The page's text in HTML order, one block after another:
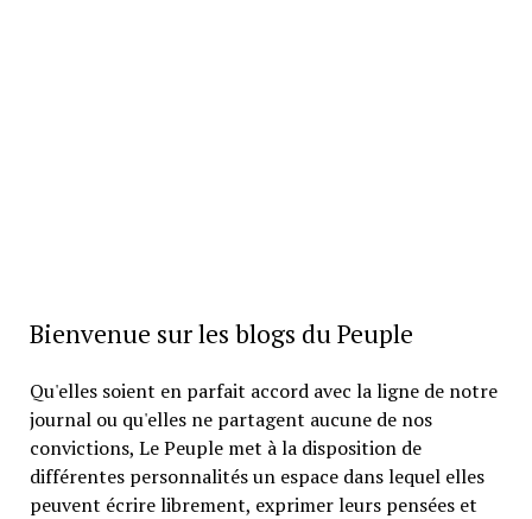
Bienvenue sur les blogs du Peuple
Qu'elles soient en parfait accord avec la ligne de notre
journal ou qu'elles ne partagent aucune de nos
convictions, Le Peuple met à la disposition de
différentes personnalités un espace dans lequel elles
peuvent écrire librement, exprimer leurs pensées et